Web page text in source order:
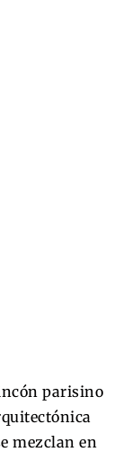
parisino
mezclan en